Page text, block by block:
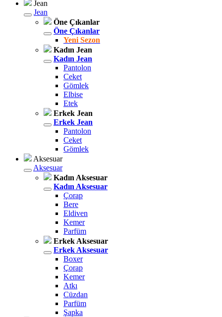
Jean
Jean
Öne Çıkanlar
Öne Çıkanlar
Yeni Sezon
Kadın Jean
Kadın Jean
Pantolon
Ceket
Gömlek
Elbise
Etek
Erkek Jean
Erkek Jean
Pantolon
Ceket
Gömlek
Aksesuar
Aksesuar
Kadın Aksesuar
Kadın Aksesuar
Çorap
Bere
Eldiven
Kemer
Parfüm
Erkek Aksesuar
Erkek Aksesuar
Boxer
Çorap
Kemer
Atkı
Cüzdan
Parfüm
Şapka